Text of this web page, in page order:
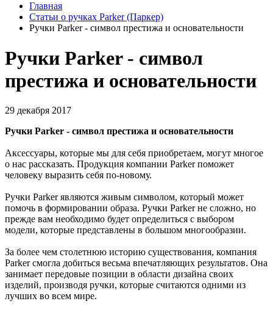
Главная
Статьи о ручках Parker (Паркер)
Ручки Parker - символ престижа и основательности
Ручки Parker - символ
престижа и основательности
29 декабря 2017
Ручки Parker - символ престижа и основательности
Аксессуары, которые мы для себя приобретаем, могут многое
о нас рассказать. Продукция компании Parker поможет
человеку выразить себя по-новому.
Ручки Parker являются живым символом, который может
помочь в формировании образа. Ручки Parker не сложно, но
прежде вам необходимо будет определиться с выбором
модели, которые представлены в большом многообразии.
За более чем столетнюю историю существования, компания
Parker смогла добиться весьма впечатляющих результатов. Она
занимает передовые позиции в области дизайна своих
изделий, производя ручки, которые считаются одними из
лучших во всем мире.